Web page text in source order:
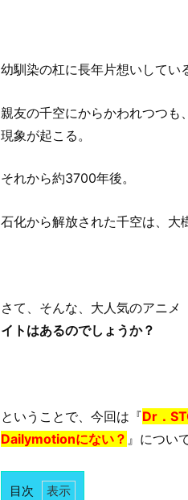
幼馴染の杠に長年片想いしてい
親友の千空にからかわれつつ
現象が起こる。
それから約3700年後。
石化から解放された千空は、大
さて、そんな、大人気のアニメ
イトはあるのでしょうか？
ということで、今回は『Dr．
Dailymotionにない？ 』につい
目次